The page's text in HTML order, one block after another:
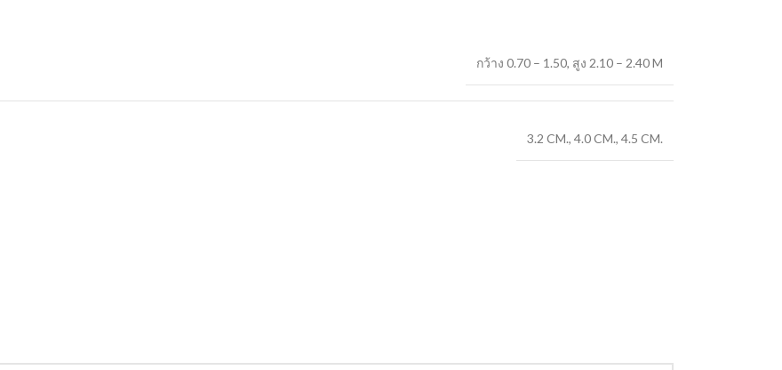
กว้าง 0.70 – 1.50, สูง 2.10 – 2.40 M
3.2 CM., 4.0 CM., 4.5 CM.